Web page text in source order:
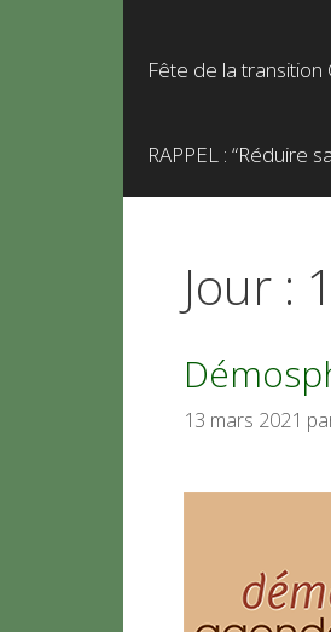
Fête de la transition
RAPPEL : “Réduire
Jour :
13 mars 2021